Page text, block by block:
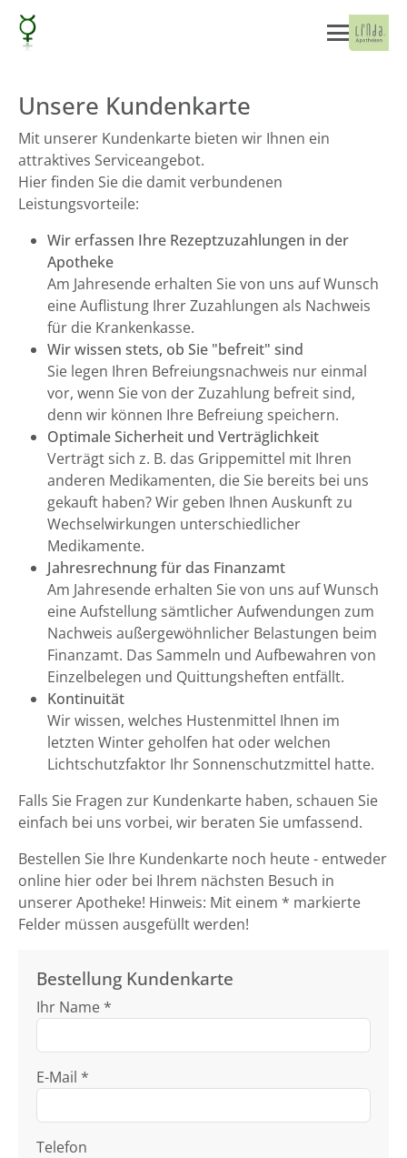
Unsere Kundenkarte
Mit unserer Kundenkarte bieten wir Ihnen ein
attraktives Serviceangebot.
Hier finden Sie die damit verbundenen
Leistungsvorteile:
Wir erfassen Ihre Rezeptzuzahlungen in der
Apotheke
Am Jahresende erhalten Sie von uns auf Wunsch
eine Auflistung Ihrer Zuzahlungen als Nachweis
für die Krankenkasse.
Wir wissen stets, ob Sie "befreit" sind
Sie legen Ihren Befreiungsnachweis nur einmal
vor, wenn Sie von der Zuzahlung befreit sind,
denn wir können Ihre Befreiung speichern.
Optimale Sicherheit und Verträglichkeit
Verträgt sich z. B. das Grippemittel mit Ihren
anderen Medikamenten, die Sie bereits bei uns
gekauft haben? Wir geben Ihnen Auskunft zu
Wechselwirkungen unterschiedlicher
Medikamente.
Jahresrechnung für das Finanzamt
Am Jahresende erhalten Sie von uns auf Wunsch
eine Aufstellung sämtlicher Aufwendungen zum
Nachweis außergewöhnlicher Belastungen beim
Finanzamt. Das Sammeln und Aufbewahren von
Einzelbelegen und Quittungsheften entfällt.
Kontinuität
Wir wissen, welches Hustenmittel Ihnen im
letzten Winter geholfen hat oder welchen
Lichtschutzfaktor Ihr Sonnenschutzmittel hatte.
Falls Sie Fragen zur Kundenkarte haben, schauen Sie
einfach bei uns vorbei, wir beraten Sie umfassend.
Bestellen Sie Ihre Kundenkarte noch heute - entweder
online hier oder bei Ihrem nächsten Besuch in
unserer Apotheke! Hinweis: Mit einem * markierte
Felder müssen ausgefüllt werden!
Bestellung Kundenkarte
Ihr Name *
E-Mail *
Telefon